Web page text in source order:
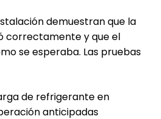
demuestran que la
correctamente y que el
se esperaba. Las pruebas
de refrigerante en
anticipadas